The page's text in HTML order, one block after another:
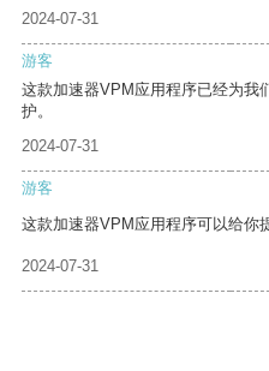
2024-07-31
游客
这款加速器VPM应用程序已经为我
护。
2024-07-31
游客
这款加速器VPM应用程序可以给你
2024-07-31